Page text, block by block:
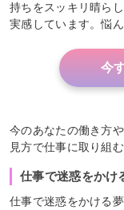
持ちをスッキリ晴ら
実感しています。悩
今
今のあなたの働き方
見方で仕事に取り組
仕事で迷惑をかけ
仕事で迷惑をかける夢